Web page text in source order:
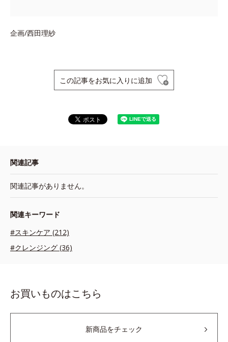
企画/西田理紗
この記事をお気に入りに追加
関連記事
関連記事がありません。
関連キーワード
#スキンケア (212)
#クレンジング (36)
お買いものはこちら
新商品をチェック